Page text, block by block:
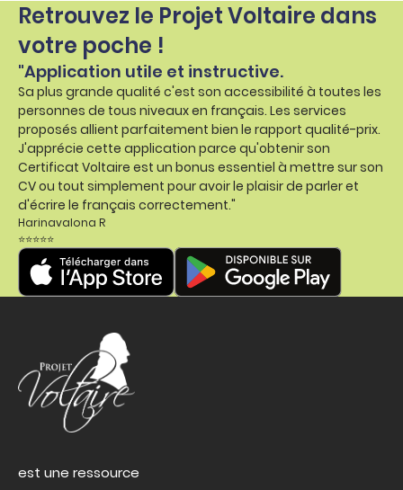
Retrouvez le Projet Voltaire dans
votre poche !
"Application utile et instructive.
Sa plus grande qualité c'est son accessibilité à toutes les
personnes de tous niveaux en français. Les services
proposés allient parfaitement bien le rapport qualité-prix.
J'apprécie cette application parce qu'obtenir son
Certificat Voltaire est un bonus essentiel à mettre sur son
CV ou tout simplement pour avoir le plaisir de parler et
d'écrire le français correctement."
Harinavalona R
⭐⭐⭐⭐⭐
est une ressource